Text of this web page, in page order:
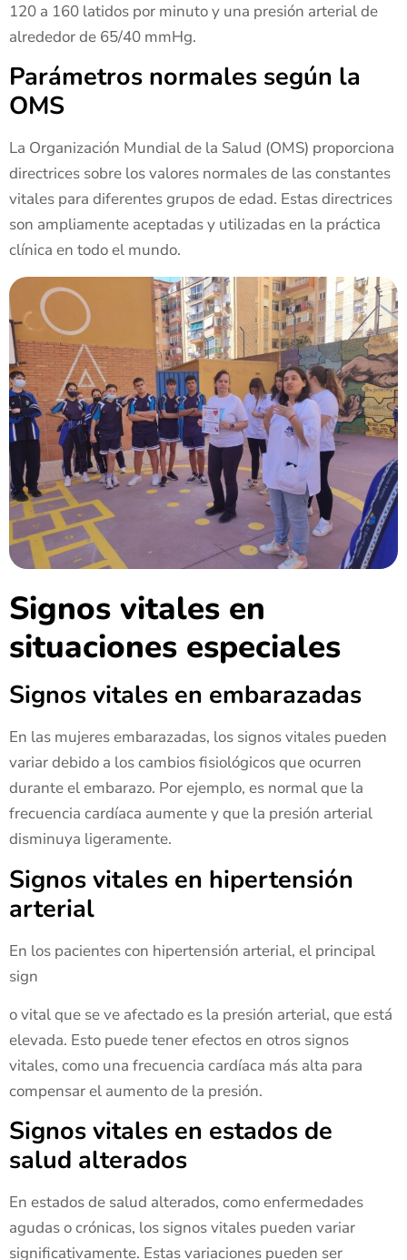
120 a 160 latidos por minuto y una presión arterial de
alrededor de 65/40 mmHg.
Parámetros normales según la
OMS
La Organización Mundial de la Salud (OMS) proporciona
directrices sobre los valores normales de las constantes
vitales para diferentes grupos de edad. Estas directrices
son ampliamente aceptadas y utilizadas en la práctica
clínica en todo el mundo.
Signos vitales en
situaciones especiales
Signos vitales en embarazadas
En las mujeres embarazadas, los signos vitales pueden
variar debido a los cambios fisiológicos que ocurren
durante el embarazo. Por ejemplo, es normal que la
frecuencia cardíaca aumente y que la presión arterial
disminuya ligeramente.
Signos vitales en hipertensión
arterial
En los pacientes con hipertensión arterial, el principal
sign
o vital que se ve afectado es la presión arterial, que está
elevada. Esto puede tener efectos en otros signos
vitales, como una frecuencia cardíaca más alta para
compensar el aumento de la presión.
Signos vitales en estados de
salud alterados
En estados de salud alterados, como enfermedades
agudas o crónicas, los signos vitales pueden variar
significativamente. Estas variaciones pueden ser